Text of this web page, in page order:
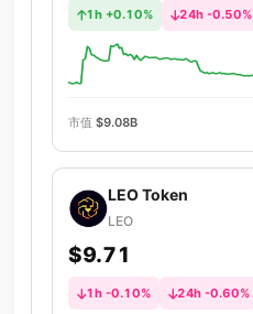
1h +0.10% 24h -0.50%
市值 $9.08B
LEO Token
LEO
$9.71
1h -0.10% 24h -0.60%